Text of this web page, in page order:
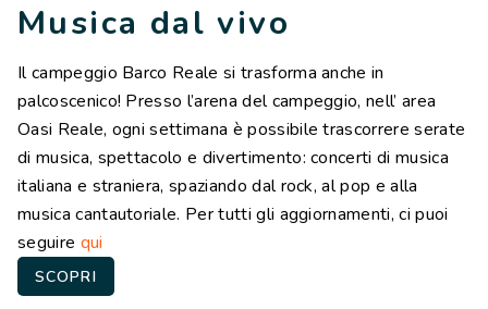
Musica dal vivo
Il campeggio Barco Reale si trasforma anche in
palcoscenico! Presso l’arena del campeggio, nell’ area
Oasi Reale, ogni settimana è possibile trascorrere serate
di musica, spettacolo e divertimento: concerti di musica
italiana e straniera, spaziando dal rock, al pop e alla
musica cantautoriale. Per tutti gli aggiornamenti, ci puoi
seguire qui
SCOPRI